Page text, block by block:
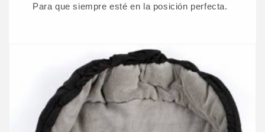
Para que siempre esté en la posición perfecta.